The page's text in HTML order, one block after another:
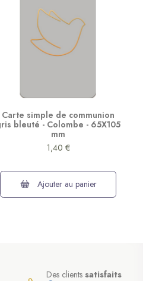
Carte simple de communion
bleuté - Colombe - 65X105
mm
1,40 €
Ajouter au panier
Des clients satisfaits